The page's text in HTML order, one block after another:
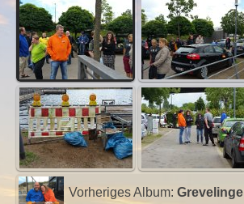
Vorheriges Album: